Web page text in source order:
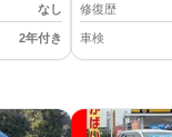
なし
2年付き
修復歴
車検